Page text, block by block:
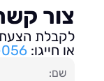
קשר
הצעת מחיר
חייגו:056